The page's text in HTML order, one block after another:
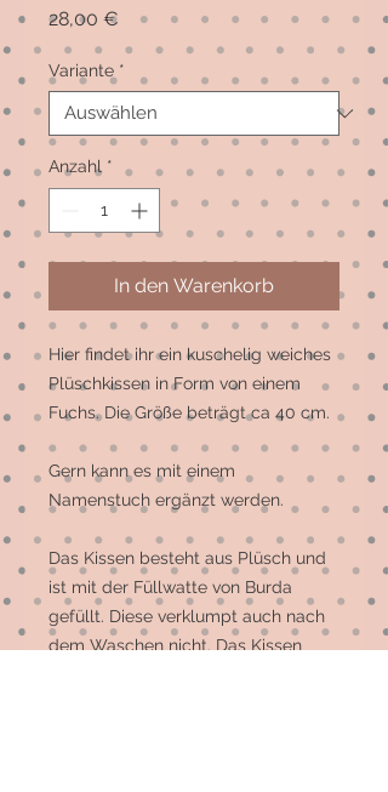
28,00 € Preis
Variante *
Anzahl *
In den Warenkorb
Hier findet ihr ein kuschelig weiches
Plüschkissen in Form von einem
Fuchs. Die Größe beträgt ca 40 cm.
Gern kann es mit einem
Namenstuch ergänzt werden.
Das Kissen besteht aus Plüsch und
ist mit der Füllwatte von Burda
gefüllt. Diese verklumpt auch nach
dem Waschen nicht. Das Kissen